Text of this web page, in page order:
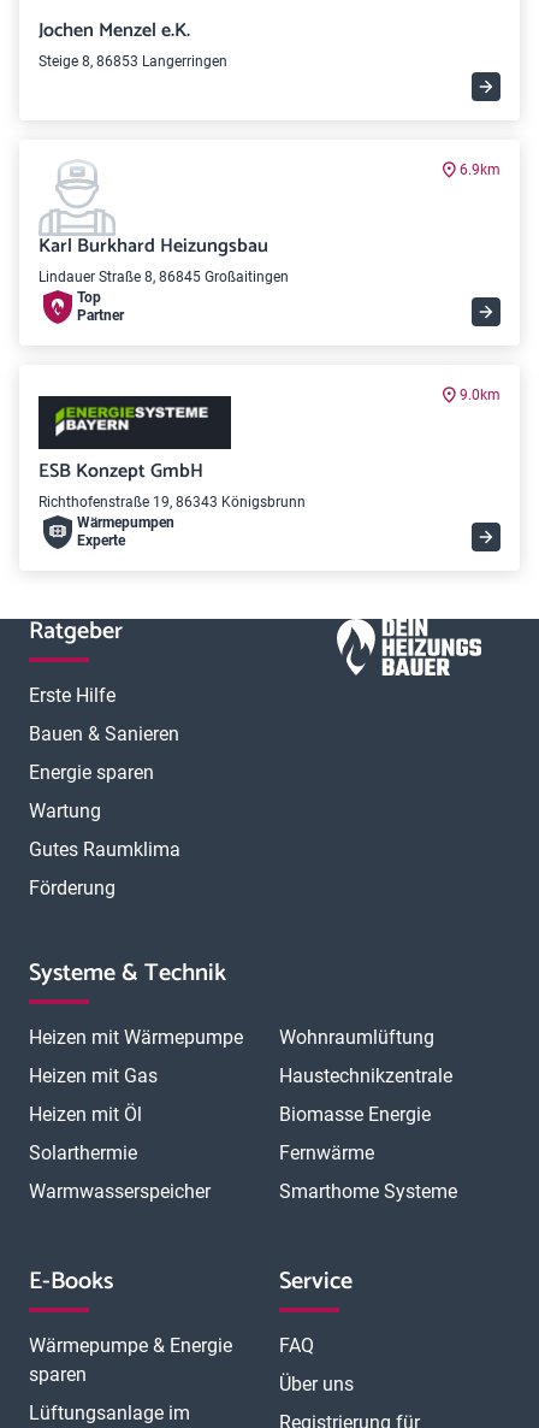
Jochen Menzel e.K.
Steige 8, 86853 Langerringen
6.9km
Karl Burkhard Heizungsbau
Lindauer Straße 8, 86845 Großaitingen
Top
Partner
9.0km
ESB Konzept GmbH
Richthofenstraße 19, 86343 Königsbrunn
Wärme­pumpen
Experte
Ratgeber
Erste Hilfe
Bauen & Sanieren
Energie sparen
Wartung
Gutes Raumklima
Förderung
Systeme & Technik
Heizen mit Wärmepumpe
Heizen mit Gas
Heizen mit Öl
Solarthermie
Warmwasserspeicher
Wohnraumlüftung
Haustechnikzentrale
Biomasse Energie
Fernwärme
Smarthome Systeme
E-Books
Wärmepumpe & Energie
sparen
Lüftungsanlage im
Service
FAQ
Über uns
Registrierung für